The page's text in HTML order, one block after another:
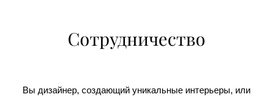
Сотрудничество
Вы дизайнер, создающий уникальные интерьеры, или